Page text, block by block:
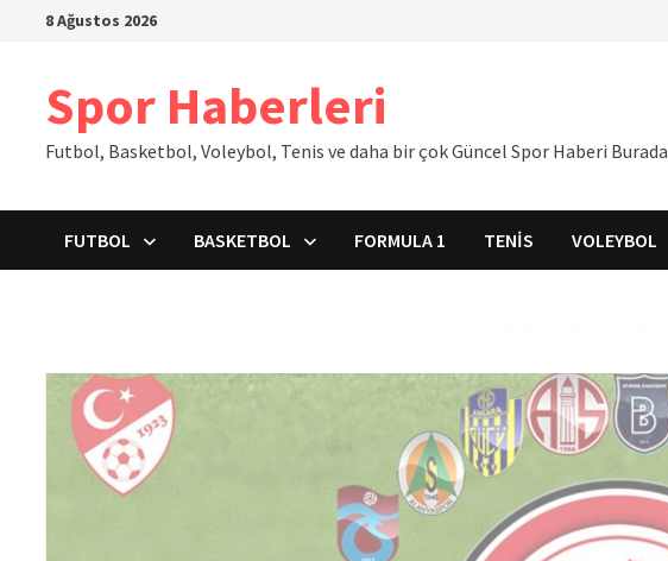
İçeriğe8 Ağustos 2026
Spor Haberleri
Futbol, Basketbol, Voleybol, Tenis ve daha bir çok Güncel Spor Haberi Burada
FUTBOL BASKETBOL FORMULA 1 TENIS VOLEYBOL